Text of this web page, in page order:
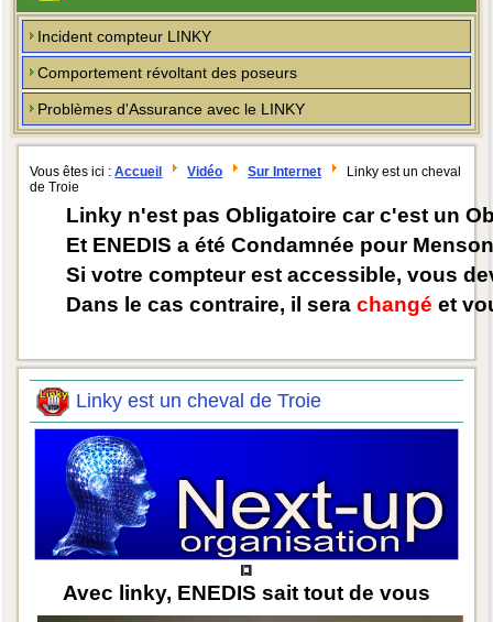
Incident compteur LINKY
Comportement révoltant des poseurs
Problèmes d'Assurance avec le LINKY
Vous êtes ici :Accueil Vidéo Sur Internet
Linky est un cheval
de Troie
Linky n'est pas Obligatoire car c'est un
Et ENEDIS a été Condamnée pour
Si votre compteur est accessible, vous
Dans le cas contraire, il serachangé et
Linky est un cheval de Troie
Avec linky, ENEDIS sait tout de vous